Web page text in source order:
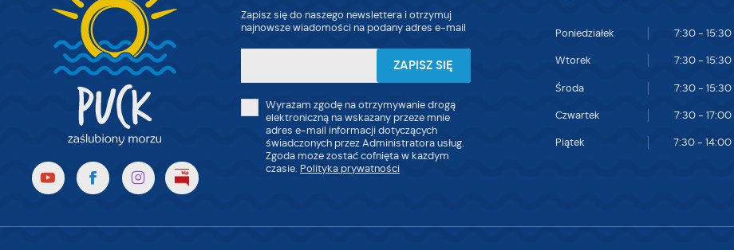
Zapisz się do naszego newslettera i otrzymuj
najnowsze wiadomości na podany adres e-mail
Wyrażam zgodę na otrzymywanie drogą
elektroniczną na wskazany przeze mnie
adres e-mail informacji dotyczących
świadczonych przez Administratora usług.
Zgoda może zostać cofnięta w każdym
czasie. Polityka prywatności
Poniedziałek 7:30 - 15:30
Wtorek 7:30 - 15:30
Środa 7:30 - 15:30
Czwartek 7:30 - 17:00
Piątek 7:30 - 14:00